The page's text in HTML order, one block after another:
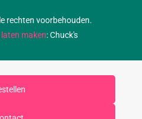
rechten voorbehouden.
maken: Chuck's